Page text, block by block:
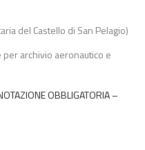
del Castello di San Pelagio)
archivio aeronautico e
OBBLIGATORIA –